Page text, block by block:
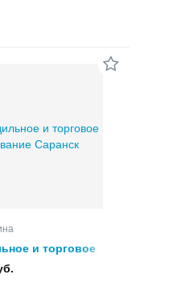
и торговое